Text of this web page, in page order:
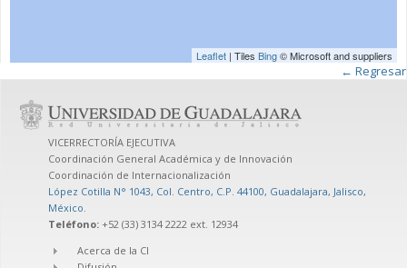
Leaflet | Tiles Bing© Microsoft and suppliers
← Regresar
VICERRECTORÍA EJECUTIVA
Coordinación General Académica y de Innovación
Coordinación de Internacionalización
López Cotilla N° 1043, Col. Centro, C.P. 44100, Guadalajara, Jalisco,
México.
Teléfono: +52 (33) 3134 2222 ext. 12934
Acerca de la CI